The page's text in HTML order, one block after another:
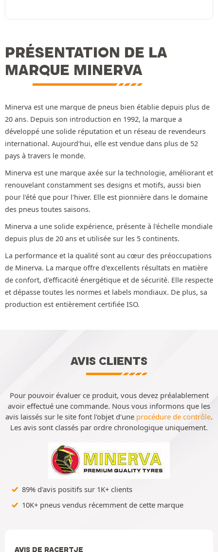
PRÉSENTATION DE LA
MARQUE MINERVA
Minerva est une marque de pneus bien établie depuis plus de
20 ans. Depuis son introduction en 1992, la marque a
développé une solide réputation et un réseau de revendeurs
international. Aujourd'hui, elle est vendue dans plus de 52
pays à travers le monde.
Minerva est une marque axée sur la technologie, améliorant et
renouvelant constamment ses designs et motifs, aussi bien
pour l'été que pour l'hiver. Elle est pionnière dans le domaine
des pneus toutes saisons.
Minerva a une solide expérience, présente à l'échelle mondiale
depuis plus de 20 ans et utilisée sur les 5 continents.
La performance et la qualité sont au cœur des préoccupations
de Minerva. La marque offre d'excellents résultats en matière
de confort, d'efficacité énergétique et de sécurité. Elle respecte
et dépasse toutes les normes et labels mondiaux. De plus, sa
production est entièrement certifiée ISO.
AVIS CLIENTS
Pour pouvoir évaluer ce produit, vous devez préalablement
avoir effectué une commande. Nous vous informons que les
avis laissés sur le site font l'objet d'une procédure de contrôle.
Les avis sont classés par ordre chronologique uniquement.
89% d'avis positifs sur 1K+ clients
10K+ pneus vendus récemment de cette marque
AVIS DE RACERTJE